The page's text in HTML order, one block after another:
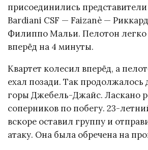
присоединились
Bardiani CSF — Faizanè —
Филиппо Мальи. Пелотон легко
вперёд на 4 минуты.
Квартет колесил вперёд, а
ехал позади. Так
горы Джебель-Джайс. Ласкано
соперников по побегу. 23-
вскоре оставил группу и
атаку. Она была обречена на